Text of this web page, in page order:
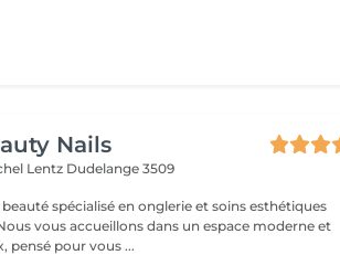
Nails
Lentz Dudelange 3509
spécialisé en onglerie et soins esthétiques
pensé pour vous ...